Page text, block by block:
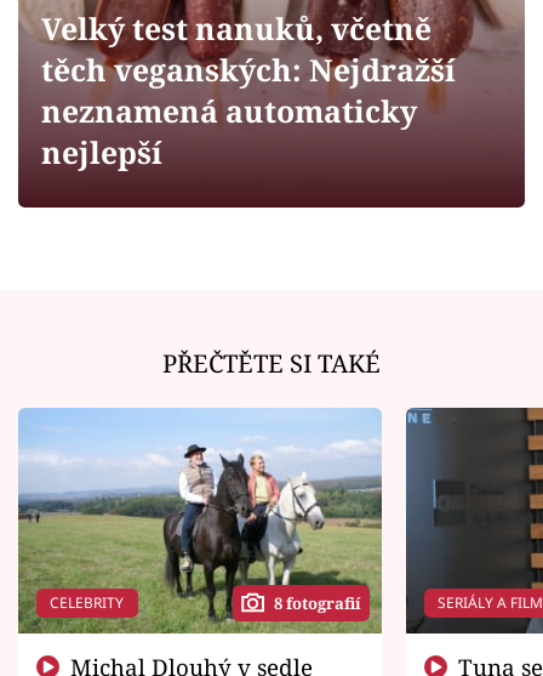
Sledujte prima+
Filmový festival Karlovy Vary
Sledujte nás
Velký test nanuků, včetně
těch veganských: Nejdražší
neznamená automaticky
nejlepší
PŘEČTĚTE SI TAKÉ
CELEBRITY 8 fotografií SERIÁLY A